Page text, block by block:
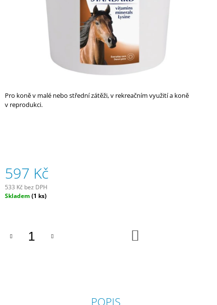
Pro koně v malé nebo střední zátěži, v rekreačním využití a koně
v reprodukci.
597 Kč
533 Kč bez DPH
Měrná
Skladem (1 ks)
POPIS
P
O
R
U
E